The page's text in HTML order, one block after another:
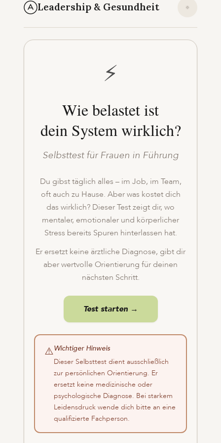
Leadership & Gesundheit
⚡
Wie belastet ist
dein System wirklich?
Selbsttest für Frauen in Führung
Du gibst täglich alles – im Job, im Team,
oft auch zu Hause. Aber was kostet dich
das wirklich? Dieser Test zeigt dir, wo
mentaler, emotionaler und körperlicher
Stress bereits Spuren hinterlassen hat.
Er ersetzt keine ärztliche Diagnose, gibt dir
aber wertvolle Orientierung für deinen
nächsten Schritt.
Test starten →
⚠️Wichtiger Hinweis
Dieser Selbsttest dient ausschließlich
zur persönlichen Orientierung. Er
ersetzt keine medizinische oder
psychologische Diagnose. Bei starkem
Leidensdruck wende dich bitte an eine
qualifizierte Fachperson.